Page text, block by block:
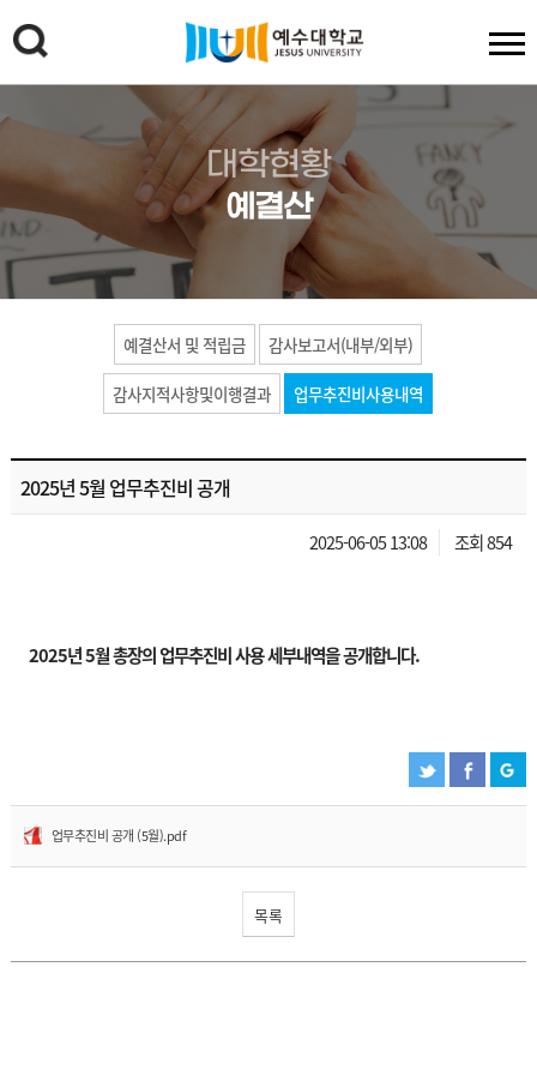
대학현황
예결산
예결산서 및 적립금 감사보고서(내부/외부)
감사지적사항및이행결과 업무추진비사용내역
2025년 5월 업무추진비 공개
2025-06-05 13:08 조회 854
2025년 5월 총장의 업무추진비 사용 세부내역을 공개합니다.
업무추진비 공개 (5월).pdf
목록